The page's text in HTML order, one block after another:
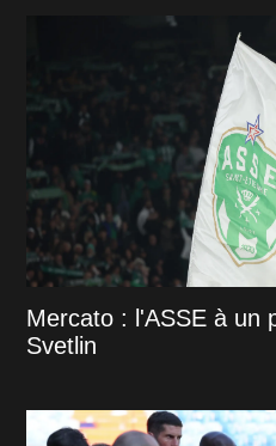
Mercato : l'ASSE à un
Svetlin